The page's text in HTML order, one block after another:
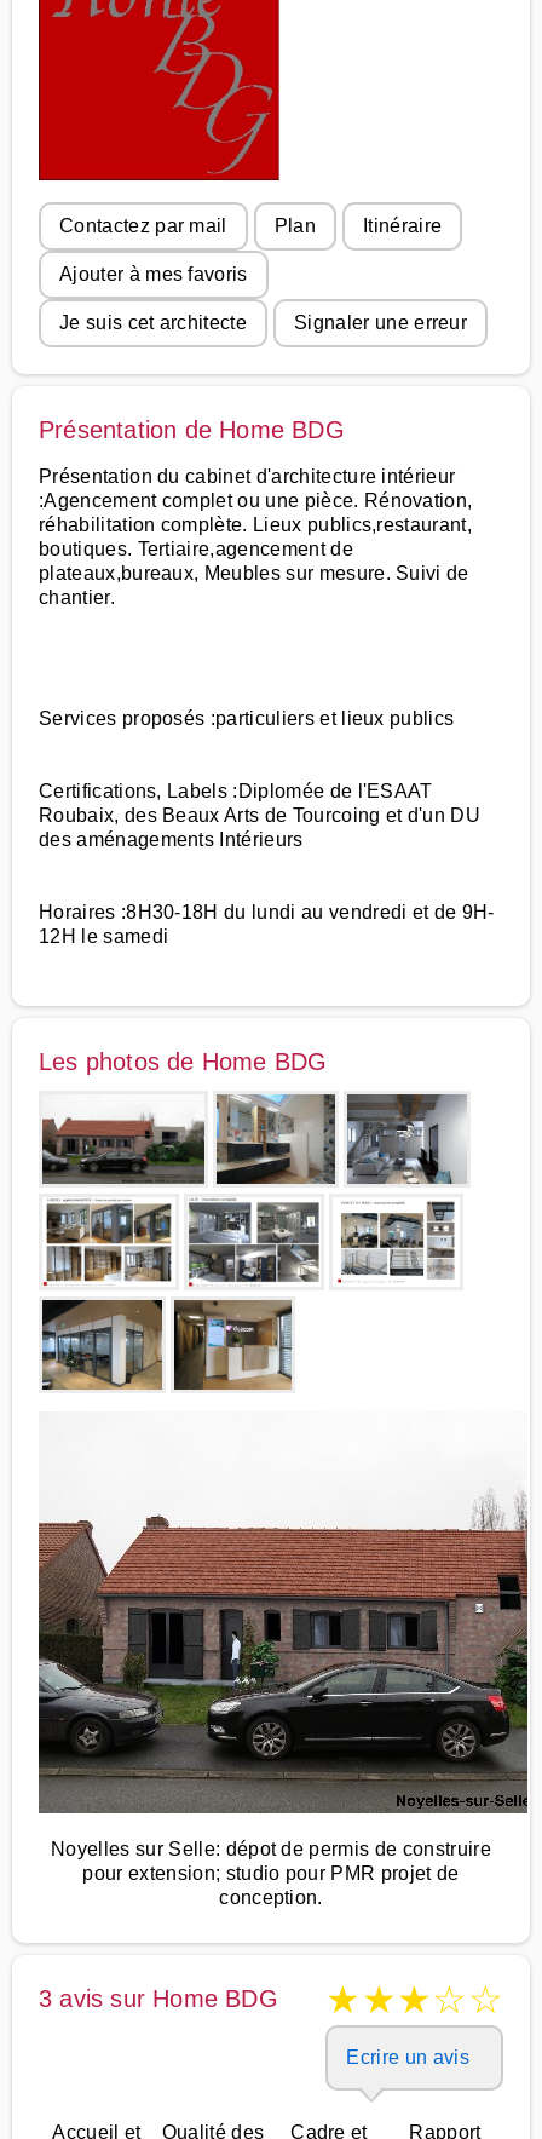
Contactez par mail Plan Itinéraire
Ajouter à mes favoris
Je suis cet architecte Signaler une erreur
Présentation de Home BDG
Présentation du cabinet d'architecture intérieur
:Agencement complet ou une pièce. Rénovation,
réhabilitation complète. Lieux publics,restaurant,
boutiques. Tertiaire,agencement de
plateaux,bureaux, Meubles sur mesure. Suivi de
chantier.
Services proposés :particuliers et lieux publics
Certifications, Labels :Diplomée de l'ESAAT
Roubaix, des Beaux Arts de Tourcoing et d'un DU
des aménagements Intérieurs
Horaires :8H30-18H du lundi au vendredi et de 9H-
12H le samedi
Les photos de Home BDG
Noyelles sur Selle: dépot de permis de construire
pour extension; studio pour PMR projet de
conception.
3 avis sur Home BDG ★★★☆☆
Ecrire un avis
Accueil et Qualité des Cadre et Rapport